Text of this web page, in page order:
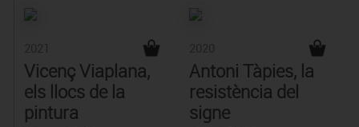
Vicenç Viaplana,
els llocs de la
pintura
Antoni Tàpies, la
resistència del
signe